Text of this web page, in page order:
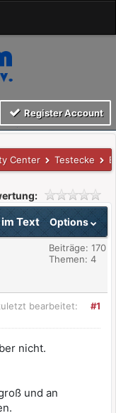
Register Account
Center Testecke
Options
Text
Beiträge: 170
Themen: 4
#1
bearbeitet:
nicht.
und an